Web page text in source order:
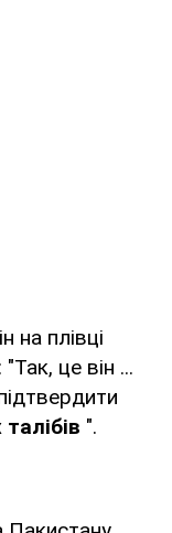
на плівці
це він ...
".